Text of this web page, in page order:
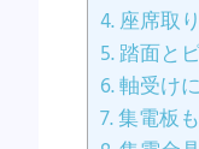
4.座席取
5.踏面と
6.軸受け
7.集電板